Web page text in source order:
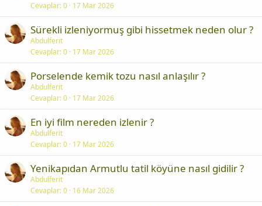
Cevaplar 0 17 Mar 2026
Sürekli izleniyormuş gibi hissetmek neden olur ?
Abdulferit
Cevaplar 0 17 Mar 2026
Porselende kemik tozu nasıl anlaşılır ?
Abdulferit
Cevaplar 0 17 Mar 2026
En iyi film nereden izlenir ?
Abdulferit
Cevaplar 0 17 Mar 2026
Yenikapıdan Armutlu tatil köyüne nasıl gidilir ?
Abdulferit
Cevaplar 0 16 Mar 2026